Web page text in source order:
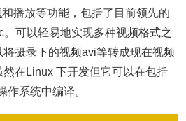
和播放等功能，包括了目前领先的
可以轻易地实现多种视频格式之
摄录下的视频avi等转成现在视频
在Linux 下开发但它可以在包括
作系统中编译。